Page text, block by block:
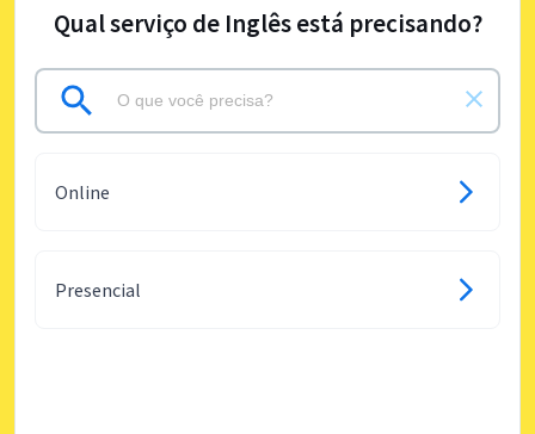
Qual serviço de Inglês está precisando?
Online
Presencial